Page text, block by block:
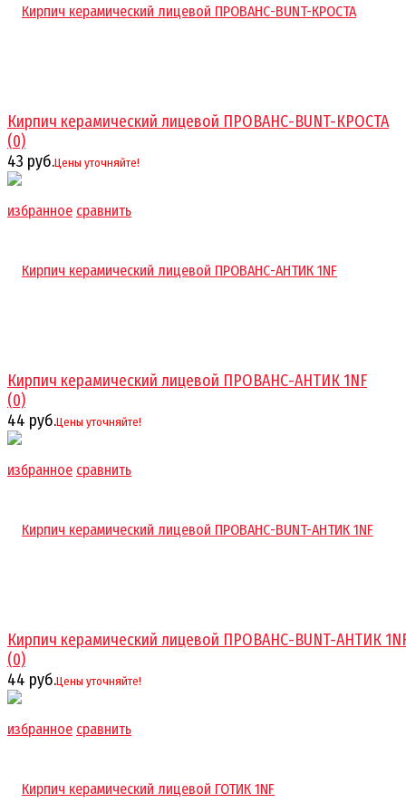
избранное сравнить
Кирпич керамический лицевой ПРОВАНС-BUNT-КРОСТА
(0)
43 руб.Цены уточняйте!
избранное сравнить
Кирпич керамический лицевой ПРОВАНС-АНТИК 1NF
(0)
44 руб.Цены уточняйте!
избранное сравнить
Кирпич керамический лицевой ПРОВАНС-BUNT-АНТИК
(0)
44 руб.Цены уточняйте!